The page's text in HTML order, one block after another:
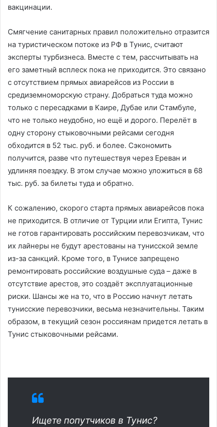
вакцинации.
Смягчение санитарных правил положительно отразится
на туристическом потоке из РФ в Тунис, считают
эксперты турбизнеса. Вместе с тем, рассчитывать на
его заметный всплеск пока не приходится. Это связано
с отсутствием прямых авиарейсов из России в
средиземноморскую страну. Добраться туда можно
только с пересадками в Каире, Дубае или Стамбуле,
что не только неудобно, но ещё и дорого. Перелёт в
одну сторону стыковочными рейсами сегодня
обходится в 52 тыс. руб. и более. Сэкономить
получится, разве что путешествуя через Ереван и
удлиняя поездку. В этом случае можно уложиться в 68
тыс. руб. за билеты туда и обратно.
К сожалению, скорого старта прямых авиарейсов пока
не приходится. В отличие от Турции или Египта, Тунис
не готов гарантировать российским перевозчикам, что
их лайнеры не будут арестованы на тунисской земле
из-за санкций. Кроме того, в Тунисе запрещено
ремонтировать российские воздушные суда – даже в
отсутствие арестов, это создаёт эксплуатационные
риски. Шансы же на то, что в Россию начнут летать
тунисские перевозчики, весьма незначительны. Таким
образом, в текущий сезон россиянам придется летать в
Тунис стыковочными рейсами.
Ищете попутчиков в Тунис?